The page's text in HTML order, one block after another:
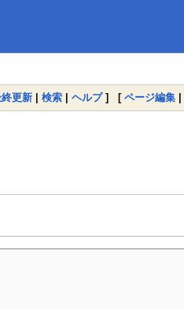
更新 | 検索 | ヘルプ] [ ページ編集 |